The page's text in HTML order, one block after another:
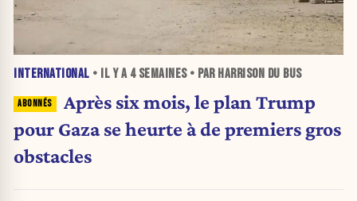
INTERNATIONAL • IL Y A 4 SEMAINES• PAR HARRISON DU BUS
Après six mois, le plan Trump
pour Gaza se heurte à de premiers gros
obstacles